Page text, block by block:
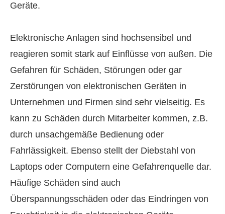
Geräte.
Elektronische Anlagen sind hochsensibel und
reagieren somit stark auf Einflüsse von außen. Die
Gefahren für Schäden, Störungen oder gar
Zerstörungen von elektronischen Geräten in
Unternehmen und Firmen sind sehr vielseitig. Es
kann zu Schäden durch Mitarbeiter kommen, z.B.
durch unsachgemäße Bedienung oder
Fahrlässigkeit. Ebenso stellt der Diebstahl von
Laptops oder Computern eine Gefahrenquelle dar.
Häufige Schäden sind auch
Überspannungsschäden oder das Eindringen von